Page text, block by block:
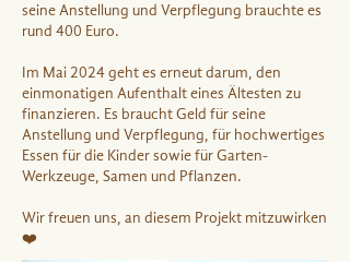
seine Anstellung und Verpflegung brauchte es
rund 400 Euro.
Im Mai 2024 geht es erneut darum, den
einmonatigen Aufenthalt eines Ältesten zu
finanzieren. Es braucht Geld für seine
Anstellung und Verpflegung, für hochwertiges
Essen für die Kinder sowie für Garten-
Werkzeuge, Samen und Pflanzen.
Wir freuen uns, an diesem Projekt mitzuwirken
❤️